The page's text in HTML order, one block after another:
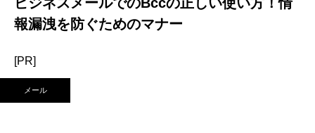
報漏洩を防ぐためのマナー
[PR]
メール